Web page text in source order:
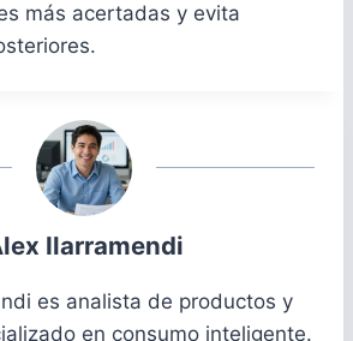
más acertadas y evita
Ilarramendi
es analista de productos y
en consumo inteligente.